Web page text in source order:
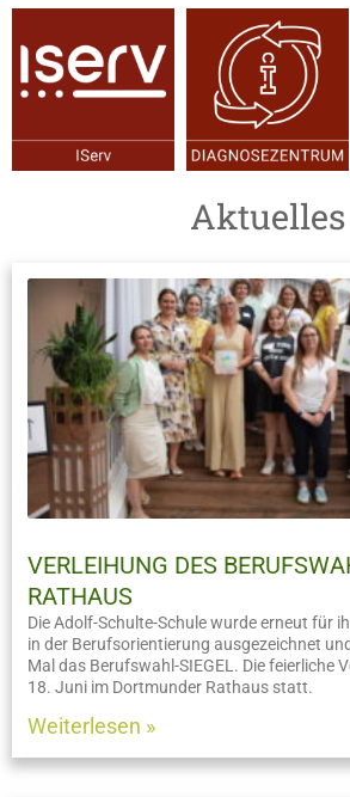
Aktuelles
VERLEIHUNG DES
RATHAUS
Die Adolf-Schulte-Schule wurde erneut für
in der Berufsorientierung ausgezeichnet
Mal das Berufswahl-SIEGEL. Die feierliche
18. Juni im Dortmunder Rathaus statt.
Weiterlesen »